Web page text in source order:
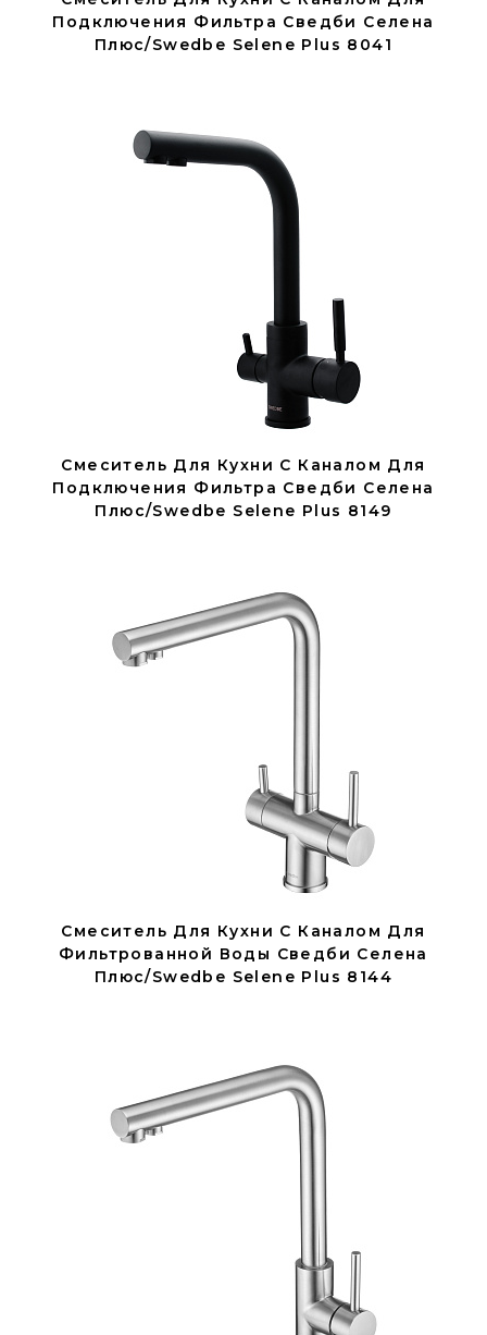
Подключения Фильтра Сведби Селена
Плюс/Swedbe Selene Plus 8041
Смеситель Для Кухни С Каналом Для
Подключения Фильтра Сведби Селена
Плюс/Swedbe Selene Plus 8149
Смеситель Для Кухни C Каналом Для
Фильтрованной Воды Сведби Селена
Плюс/Swedbe Selene Plus 8144